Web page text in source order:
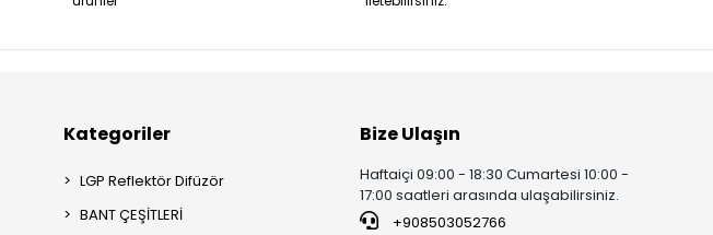
Kategoriler
LGP Reflektör Difüzör
BANT ÇEŞİTLERİ
Bize Ulaşın
Haftaiçi 09:00 - 18:30 Cumartesi 10:00 -
17:00 saatleri arasında ulaşabilirsiniz.
+908503052766